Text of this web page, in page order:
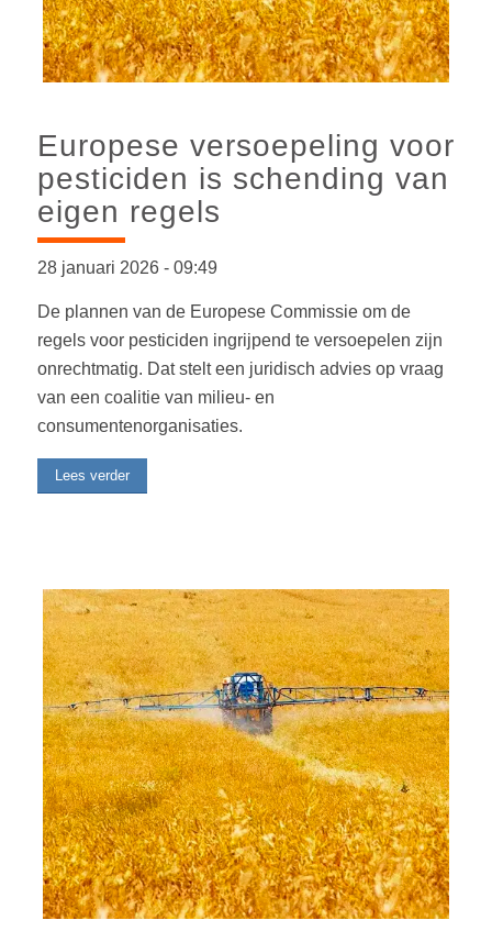
Europese versoepeling voor
pesticiden is schending van
eigen regels
28 januari 2026 -09:49
De plannen van de Europese Commissie om de
regels voor pesticiden ingrijpend te versoepelen zijn
onrechtmatig. Dat stelt een juridisch advies op vraag
van een coalitie van milieu- en
consumentenorganisaties.
Lees verder